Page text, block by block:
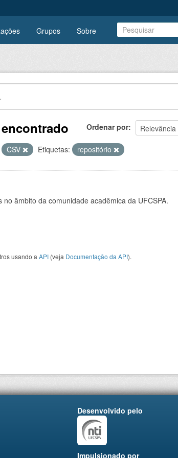
Grupos Sobre
Ordenar por
CSV Etiquetas: repositório
âmbito da comunidade acadêmica da UFCSPA.
usando a API (veja Documentação da API).
Desenvolvido pelo
Impulsionado por